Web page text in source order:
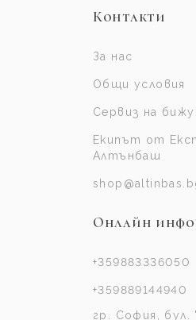
Контакти
За нас
Общи условия
Сервиз на
Екипът от
Алтънбаш
Онлайн
+359883336050
+359889144940
гр. София,